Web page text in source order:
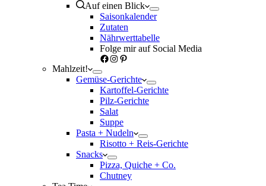
Auf einen Blick
Saisonkalender
Zutaten
Nährwerttabelle
Folge mir auf Social Media
Facebook
Instagram
Pinterest
Mahlzeit!
Gemüse-Gerichte
Kartoffel-Gerichte
Pilz-Gerichte
Salat
Suppe
Pasta + Nudeln
Risotto + Reis-Gerichte
Snacks
Pizza, Quiche + Co.
Chutney